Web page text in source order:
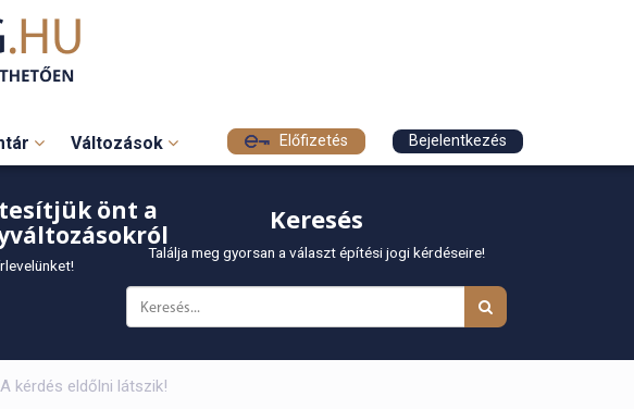
Változások Előfizetés Bejelentkezés
önt a
Keresés
Találja meg gyorsan a választ építési jogi kérdéseire!
kérdés eldőlni látszik!